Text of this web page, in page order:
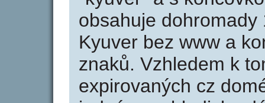
obsahuje
Kyuver bez www a
znaků. Vzhledem k
expirovaných cz